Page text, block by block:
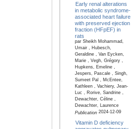
Early renal alterations
in metabolic syndrome-
associated heart failure
with preserved ejection
fraction (HFpEF) in
rats
par Sheikh Mohammad,
Umair , Hubesch,
Geraldine , Van Eycken,
Marie , Vegh, Grégory ,
Hupkens, Emeline ,
Jespers, Pascale , Singh,
Sumeet Pal , McEntee,
Kathleen , Vachiery, Jean-
Luc , Rorive, Sandrine ,
Dewachter, Céline ,
Dewachter, Laurence
Publication2024-12-09
Vitamin D deficiency